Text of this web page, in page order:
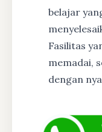
belajar
Fasilitas
memadai,
dengan